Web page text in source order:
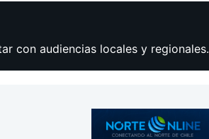
con audiencias locales y regionales.